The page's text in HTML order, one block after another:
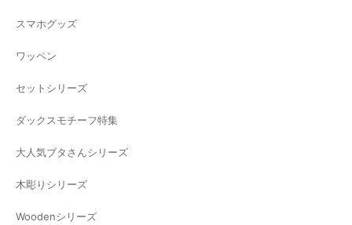
スマホグッズ
ワッペン
セットシリーズ
ダックスモチーフ特集
大人気ブタさんシリーズ
木彫りシリーズ
Woodenシリーズ